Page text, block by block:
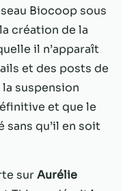
Biocoop sous
création de la
il n’apparaît
et des posts de
suspension
et que le
sans qu’il en soit
surAurélie
fonctionnalité
et la structure
du site Web,
en fonction
de la façon
Web est
utilisé.
Afin que notre